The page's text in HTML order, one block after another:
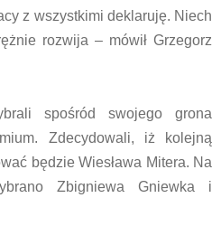
z wszystkimi deklaruję. Niech
rozwija – mówił Grzegorz
spośród swojego grona
Zdecydowali, iż kolejną
będzie Wiesława Mitera. Na
Zbigniewa Gniewka i